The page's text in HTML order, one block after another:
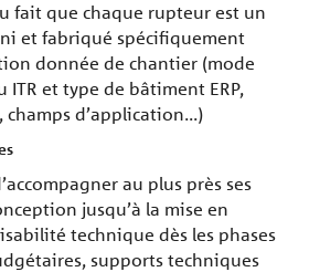
fait que chaque rupteur est un
et fabriqué spécifiquement
donnée de chantier (mode
ITR et type de bâtiment ERP,
d’application...)
au plus près ses
jusqu’à la mise en
technique dès les phases
supports techniques